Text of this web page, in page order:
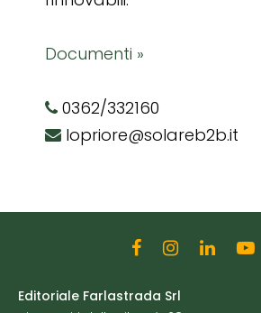
Documenti »
0362/332160
lopriore@solareb2b.it
Editoriale Farlastrada Srl